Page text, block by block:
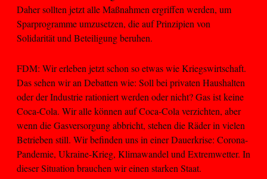
Daher sollten jetzt alle Maßnahmen ergriffen werden, um
Sparprogramme umzusetzen, die auf Prinzipien von
Solidarität und Beteiligung beruhen.
FDM: Wir erleben jetzt schon so etwas wie Kriegswirtschaft.
Das sehen wir an Debatten wie: Soll bei privaten Haushalten
oder der Industrie rationiert werden oder nicht? Gas ist keine
Coca-Cola. Wir alle können auf Coca-Cola verzichten, aber
wenn die Gasversorgung abbricht, stehen die Räder in vielen
Betrieben still. Wir befinden uns in einer Dauerkrise: Corona-
Pandemie, Ukraine-Krieg, Klimawandel und Extremwetter. In
dieser Situation brauchen wir einen starken Staat.